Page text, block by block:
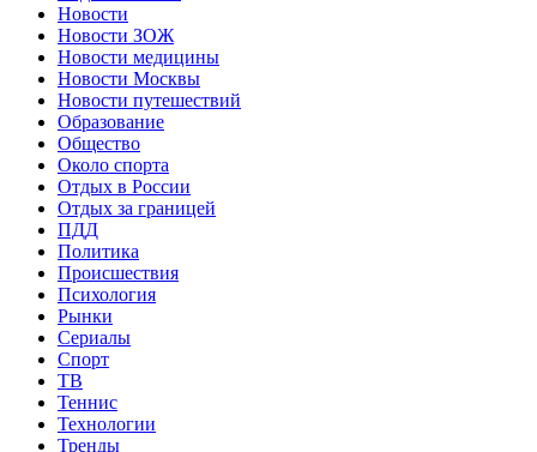
Новости
Новости ЗОЖ
Новости медицины
Новости Москвы
Новости путешествий
Образование
Общество
Около спорта
Отдых в России
Отдых за границей
ПДД
Политика
Происшествия
Психология
Рынки
Сериалы
Спорт
ТВ
Теннис
Технологии
Тренды